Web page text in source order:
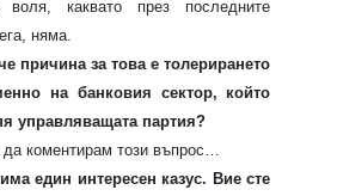
воля, каквато през последните
няма.
причина за това е толерирането
на банковия сектор, който
управляващата партия?
коментирам този въпрос…
един интересен казус. Вие сте